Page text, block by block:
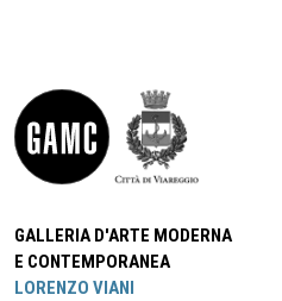
GALLERIA D'ARTE MODERNA
E CONTEMPORANEA
LORENZO VIANI